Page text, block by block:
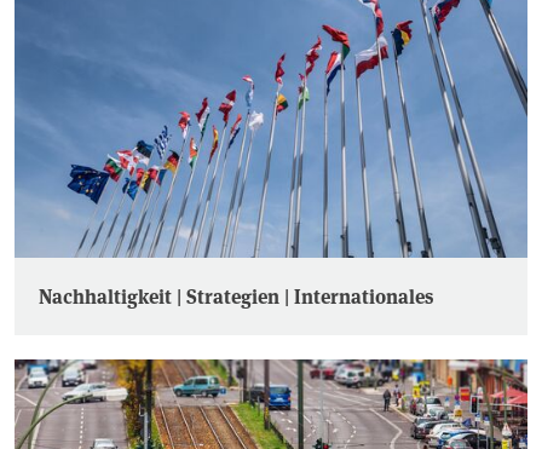
Nachhaltigkeit | Strategien | Internationales